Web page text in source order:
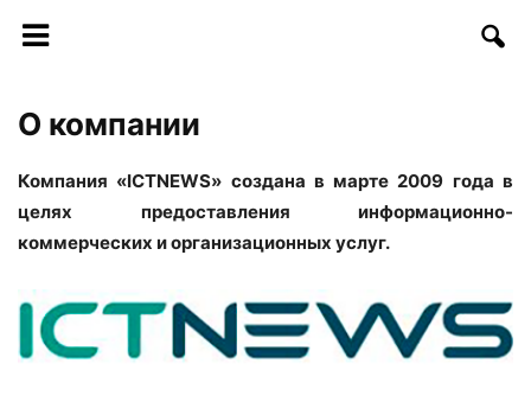
О компании
Компания «ICTNEWS» создана в марте 2009 года в
целях предоставления информационно-
коммерческих и организационных услуг.